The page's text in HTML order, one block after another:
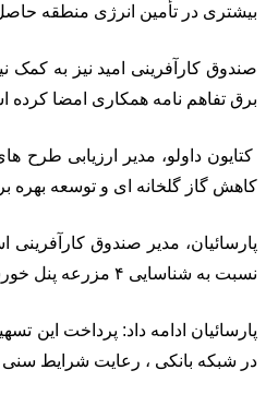
بیشتری در تأمین انرژی منطقه
صندوق کارآفرینی امید نیز به کمک
برق تفاهم نامه همکاری امضا کرده است تا نیروگاه
کتایون داولو، مدیر ارزیابی طرح
کاهش گاز گلخانه ای و توسعه بهره برداری از انرژی سبز
پارسائیان، مدیر صندوق
نسبت به شناسایی ۴ مزرعه پنل خورشیدی در شهرستان اقلید اقدام کرده است.
پارسائیان ادامه داد: پرداخت
در شبکه بانکی ، رعایت شرایط سنی ۱۸ تا ۷۰ سال ، دوره بازپرداخت حداکثر پنج ساله از دیگر شرایط اخذ این تسهیلات است.